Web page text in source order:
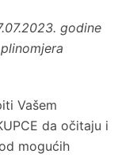
godine
Vašem
da očitaju i
mogućih